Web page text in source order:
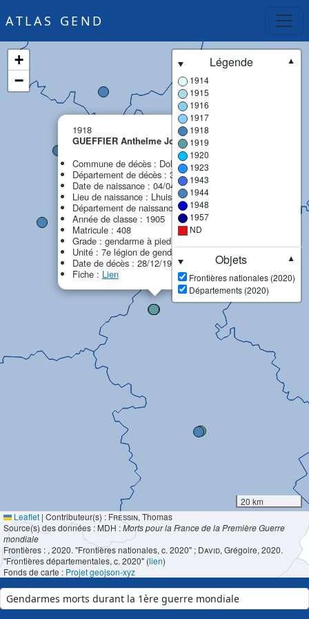
ATLAS GEND
1918
GUEFFIER Anthelme Joseph MPF
Commune de décès : Dole
Département de décès : 39 - Jura
Date de naissance : 04/04/1885
Lieu de naissance : Lhuis
Département de naissance : 01 - Ain
Année de classe : 1905
Matricule : 408
Grade : gendarme à pied
Unité : 7e légion de gendarmerie (7e LG)
Date de décès : 28/12/1918
Fiche : Lien
+
−
Légende
▼
1914
1915
1916
1917
1918
1919
1920
1923
1943
1944
1948
1957
ND
Objets
▼
Frontières nationales (2020)
Départements (2020)
20 km
Leaflet | Contributeur(s) : Fressin, Thomas
Source(s) des données : MDH :Morts pour la France de la Première Guerre
mondiale
Frontières : , 2020. "Frontières nationales, c. 2020" ; David, Grégoire, 2020.
"Frontières départementales, c. 2020" (lien)
Fonds de carte : Projet geojson-xyz